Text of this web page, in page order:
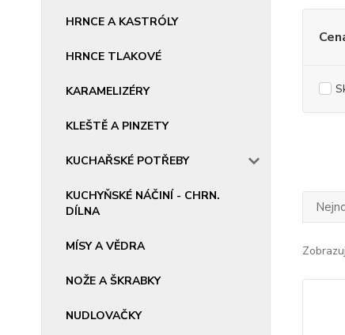
HRNCE A KASTRÓLY
HRNCE TLAKOVÉ
KARAMELIZÉRY
KLEŠTĚ A PINZETY
KUCHAŘSKÉ POTŘEBY
KUCHYŇSKÉ NÁČINÍ - CHRN.
DÍLNA
MÍSY A VĚDRA
NOŽE A ŠKRABKY
NUDLOVAČKY